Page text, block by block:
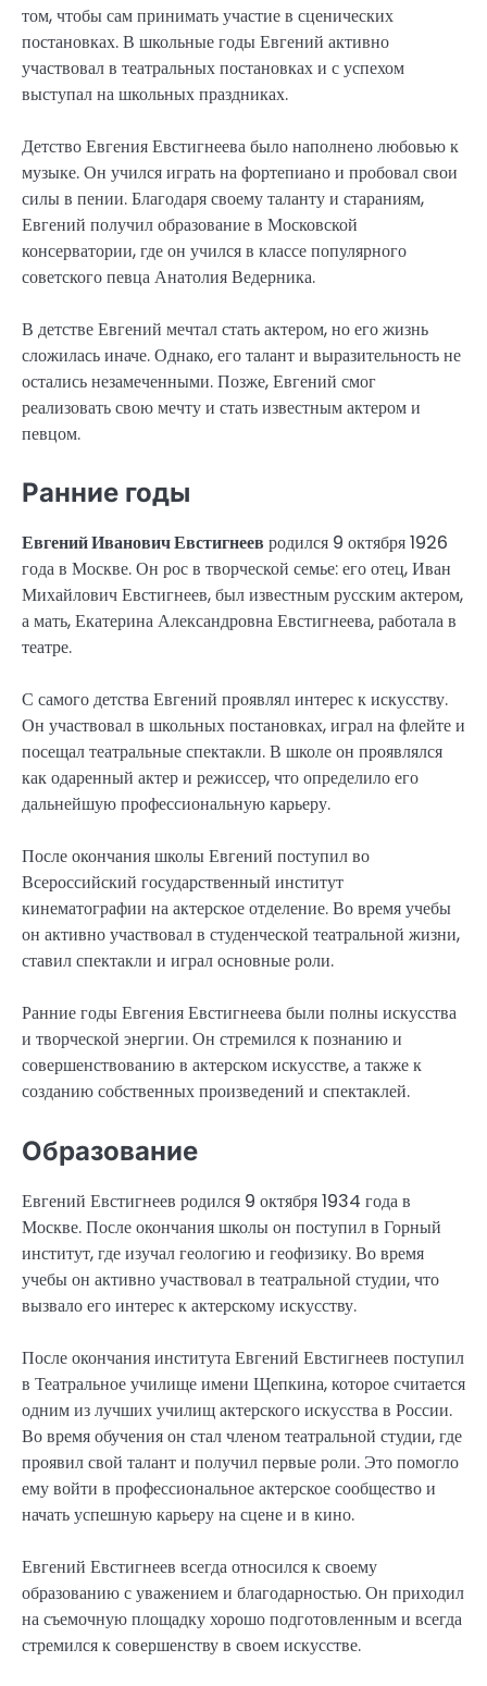
том, чтобы сам принимать участие в сценических
постановках. В школьные годы Евгений активно
участвовал в театральных постановках и с успехом
выступал на школьных праздниках.
Детство Евгения Евстигнеева было наполнено любовью к
музыке. Он учился играть на фортепиано и пробовал свои
силы в пении. Благодаря своему таланту и стараниям,
Евгений получил образование в Московской
консерватории, где он учился в классе популярного
советского певца Анатолия Ведерника.
В детстве Евгений мечтал стать актером, но его жизнь
сложилась иначе. Однако, его талант и выразительность не
остались незамеченными. Позже, Евгений смог
реализовать свою мечту и стать известным актером и
певцом.
Ранние годы
Евгений Иванович Евстигнеев родился 9 октября 1926
года в Москве. Он рос в творческой семье: его отец, Иван
Михайлович Евстигнеев, был известным русским актером,
а мать, Екатерина Александровна Евстигнеева, работала в
театре.
С самого детства Евгений проявлял интерес к искусству.
Он участвовал в школьных постановках, играл на флейте и
посещал театральные спектакли. В школе он проявлялся
как одаренный актер и режиссер, что определило его
дальнейшую профессиональную карьеру.
После окончания школы Евгений поступил во
Всероссийский государственный институт
кинематографии на актерское отделение. Во время учебы
он активно участвовал в студенческой театральной жизни,
ставил спектакли и играл основные роли.
Ранние годы Евгения Евстигнеева были полны искусства
и творческой энергии. Он стремился к познанию и
совершенствованию в актерском искусстве, а также к
созданию собственных произведений и спектаклей.
Образование
Евгений Евстигнеев родился 9 октября 1934 года в
Москве. После окончания школы он поступил в Горный
институт, где изучал геологию и геофизику. Во время
учебы он активно участвовал в театральной студии, что
вызвало его интерес к актерскому искусству.
После окончания института Евгений Евстигнеев поступил
в Театральное училище имени Щепкина, которое считается
одним из лучших училищ актерского искусства в России.
Во время обучения он стал членом театральной студии, где
проявил свой талант и получил первые роли. Это помогло
ему войти в профессиональное актерское сообщество и
начать успешную карьеру на сцене и в кино.
Евгений Евстигнеев всегда относился к своему
образованию с уважением и благодарностью. Он приходил
на съемочную площадку хорошо подготовленным и всегда
стремился к совершенству в своем искусстве.